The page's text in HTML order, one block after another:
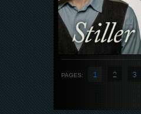
PAGES: 1 2 3